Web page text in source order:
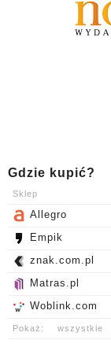
Gdzie kupić?
Sklep
Allegro
Empik
znak.com.pl
Matras.pl
Woblink.com
Pokaż: wszystkie